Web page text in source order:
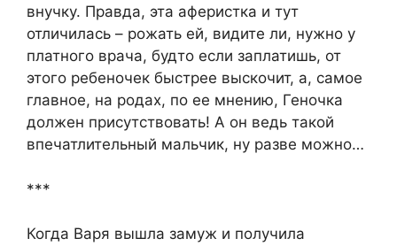
внучку. Правда, эта аферистка и тут
отличилась – рожать ей, видите ли, нужно у
платного врача, будто если заплатишь, от
этого ребеночек быстрее выскочит, а, самое
главное, на родах, по ее мнению, Геночка
должен присутствовать! А он ведь такой
впечатлительный мальчик, ну разве можно…
***
Когда Варя вышла замуж и получила